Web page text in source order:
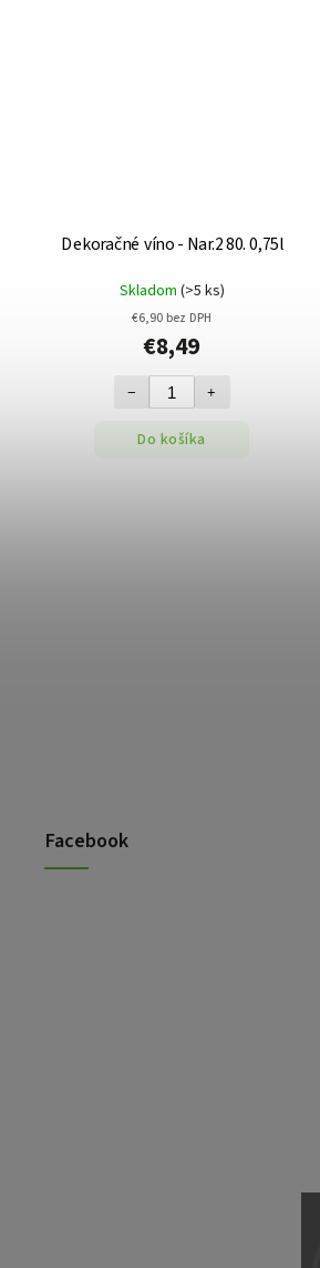
Dekoračné víno - Nar.2 80. 0,75l
Skladom (>5 ks)
€6,90 bez DPH
€8,49
+
−
Do košíka
Facebook